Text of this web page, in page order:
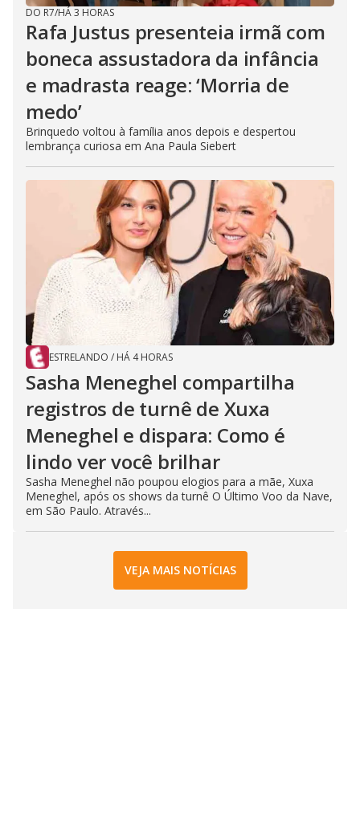
DO R7/HÁ 3 HORAS
Rafa Justus presenteia irmã com
boneca assustadora da infância
e madrasta reage: ‘Morria de
medo’
Brinquedo voltou à família anos depois e despertou
lembrança curiosa em Ana Paula Siebert
ESTRELANDO / HÁ 4 HORAS
Sasha Meneghel compartilha
registros de turnê de Xuxa
Meneghel e dispara: Como é
lindo ver você brilhar
Sasha Meneghel não poupou elogios para a mãe, Xuxa
Meneghel, após os shows da turnê O Último Voo da Nave,
em São Paulo. Através...
VEJA MAIS NOTÍCIAS